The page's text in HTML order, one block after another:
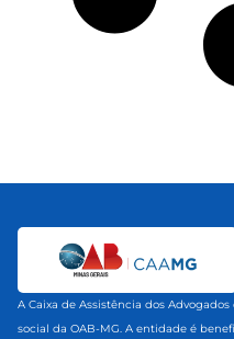
A Caixa de Assistência dos
social da OAB-MG. A entidade é